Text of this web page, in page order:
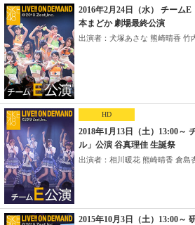
2016年2月24日（水） チーム
本まどか 劇場最終公演
出演者：犬塚あさな 熊崎晴香 竹
HD
2018年1月13日（土）13:00～
ル」公演 谷真理佳 生誕祭
出演者：相川暖花 熊崎晴香 倉島
2015年10月3日（土）13:00～